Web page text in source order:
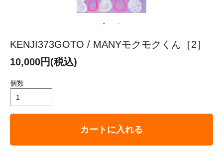
KENJI373GOTO / MANYモクモクくん［2］
10,000円(税込)
個数
カートに入れる